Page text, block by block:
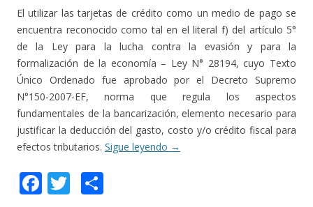
El utilizar las tarjetas de crédito como un medio de pago se
encuentra reconocido como tal en el literal f) del artículo 5°
de la Ley para la lucha contra la evasión y para la
formalización de la economía – Ley N° 28194, cuyo Texto
Único Ordenado fue aprobado por el Decreto Supremo
N°150-2007-EF, norma que regula los aspectos
fundamentales de la bancarización, elemento necesario para
justificar la deducción del gasto, costo y/o crédito fiscal para
efectos tributarios. Sigue leyendo →
F T